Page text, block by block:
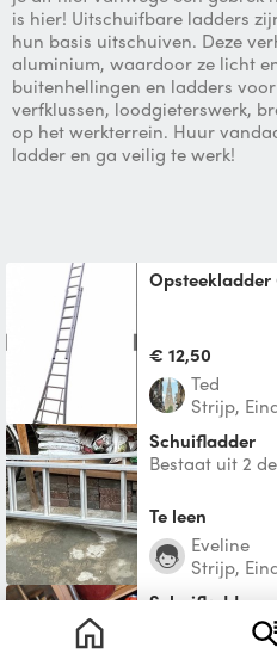
is hier! Uitschuifbare ladders
hun basis uitschuiven. Deze
aluminium, waardoor ze licht
buitenhellingen en ladders
verfklussen, loodgieterswerk,
op het werkterrein. Huur
ladder en ga veilig te werk!
€ 12,50
Ted
Strijp,
Schuifladder
Bestaat uit 2
Te leen
Eveline
Strijp,
Schuifladder